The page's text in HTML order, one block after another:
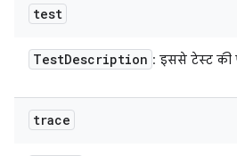
test
TestDescription : इससे टेस्ट की
trace